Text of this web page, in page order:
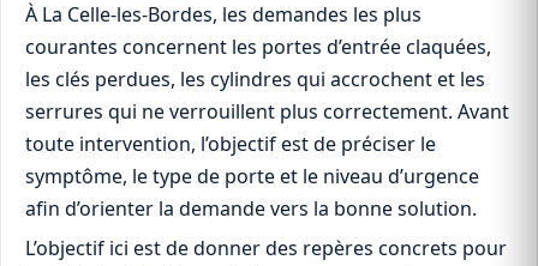
À La Celle-les-Bordes, les demandes les plus
courantes concernent les portes d’entrée claquées,
les clés perdues, les cylindres qui accrochent et les
serrures qui ne verrouillent plus correctement. Avant
toute intervention, l’objectif est de préciser le
symptôme, le type de porte et le niveau d’urgence
afin d’orienter la demande vers la bonne solution.
L’objectif ici est de donner des repères concrets pour